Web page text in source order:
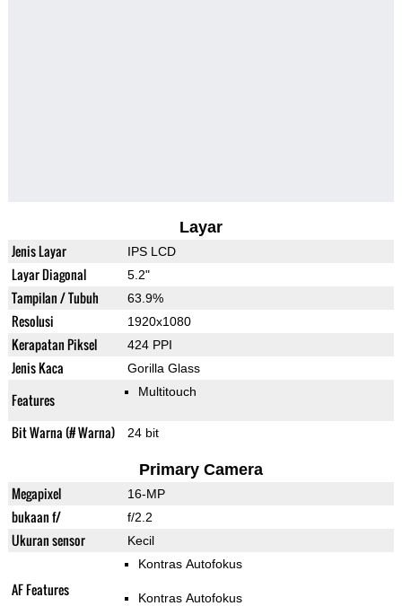
Layar
Jenis Layar IPS LCD
Layar Diagonal 5.2"
Tampilan / Tubuh 63.9%
Resolusi 1920x1080
Kerapatan Piksel 424 PPI
Jenis Kaca Gorilla Glass
Features Multitouch
Bit Warna (# Warna) 24 bit
Primary Camera
Megapixel 16-MP
bukaan f/ f/2.2
Ukuran sensor Kecil
AF Features
Kontras Autofokus
Kontras Autofokus